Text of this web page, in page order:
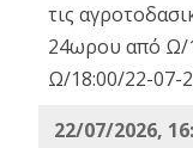
τις
24ωρου από Ω/
Ω/18:00/22-07-
22/07/2026,